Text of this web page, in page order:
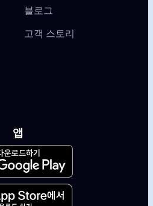
블로그
고객 스토리
앱